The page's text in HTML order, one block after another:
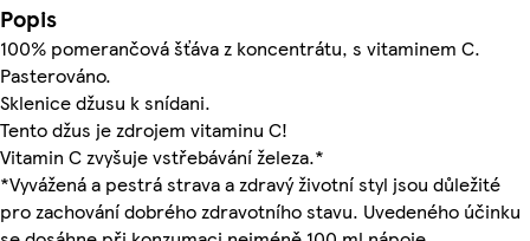
Popis
100% pomerančová šťáva z koncentrátu, s vitaminem C.
Pasterováno.
Sklenice džusu k snídani.
Tento džus je zdrojem vitaminu C!
Vitamin C zvyšuje vstřebávání železa.*
*Vyvážená a pestrá strava a zdravý životní styl jsou důležité
pro zachování dobrého zdravotního stavu. Uvedeného účinku